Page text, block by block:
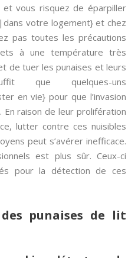
vous risquez de éparpiller
votre logement} et chez
pas toutes les précautions
à une température très
de tuer les punaises et leurs
que quelques-uns
en vie} pour que l’invasion
raison de leur prolifération
lutter contre ces nuisibles
peut s’avérer inefficace.
est plus sûr. Ceux-ci
pour la détection de ces
punaises de lit